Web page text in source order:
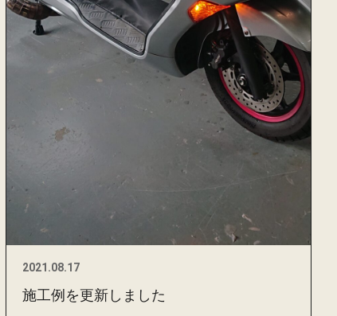
2021.08.17
施工例を更新しました